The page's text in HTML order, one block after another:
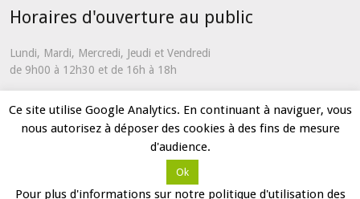
Horaires d'ouverture au public
Lundi, Mardi, Mercredi, Jeudi et Vendredi
de 9h00 à 12h30 et de 16h à 18h
En dehors de ces horaires et uniquement en cas d'urgence, vous
pouvez nous contacter via notre
Partenaires Mentions légales Plan du site Contact
Ce site utilise Google Analytics. En continuant à naviguer, vous
nous autorisez à déposer des cookies à des fins de mesure
d'audience.
Ok
Pour plus d'informations sur notre politique d'utilisation des